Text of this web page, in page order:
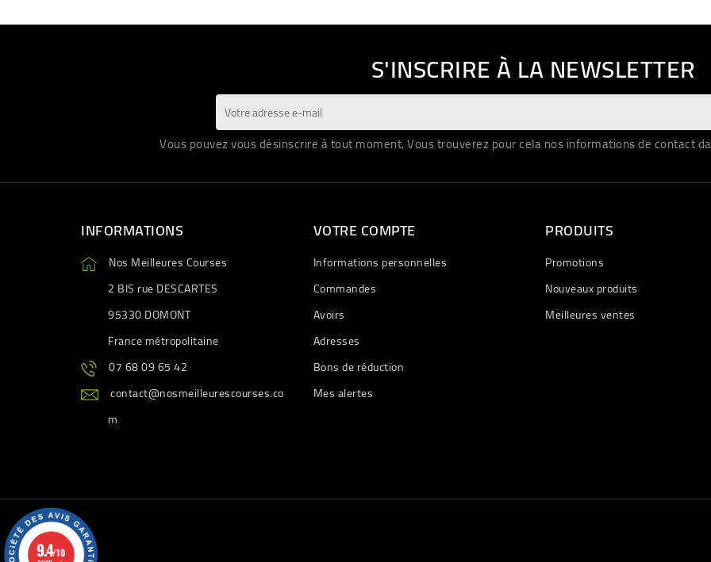
S'INSCRIRE À LA NEWSLETTER
Vous pouvez vous désinscrire à tout moment. Vous trouverez pour cela nos informations de contact
INFORMATIONS
Nos Meilleures Courses
2 BIS rue DESCARTES
95330 DOMONT
France métropolitaine
07 68 09 65 42
contact@nosmeilleurescourses.co
m
VOTRE COMPTE
Informations personnelles
Commandes
Avoirs
Adresses
Bons de réduction
Mes alertes
PRODUITS
Promotions
Nouveaux produits
Meilleures ventes
9.4/10